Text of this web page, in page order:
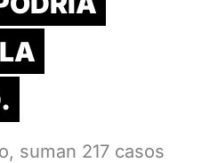
suman 217 casos